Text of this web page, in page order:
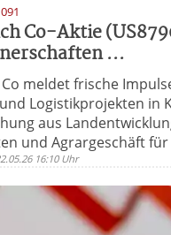
Co-Aktie
...
meldet frische
Logistikprojekten in
aus
und Agrargeschäft für
16:10 Uhr